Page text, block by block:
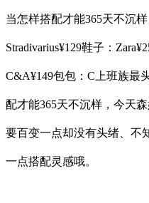
当怎样搭配才能365天不沉
Stradivarius¥129鞋子：
C&A¥149包包：C上班族最
配才能365天不沉样，今天
要百变一点却没有头绪、不
一点搭配灵感哦。